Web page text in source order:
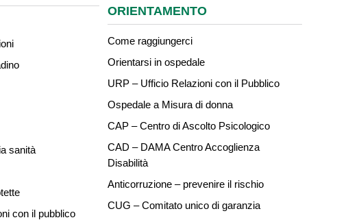
sanità
con il pubblico
ORIENTAMENTO
Come raggiungerci
Orientarsi in ospedale
URP – Ufficio Relazioni con il Pubblico
Ospedale a Misura di donna
CAP – Centro di Ascolto Psicologico
CAD – DAMA Centro Accoglienza
Disabilità
Anticorruzione – prevenire il rischio
CUG – Comitato unico di garanzia